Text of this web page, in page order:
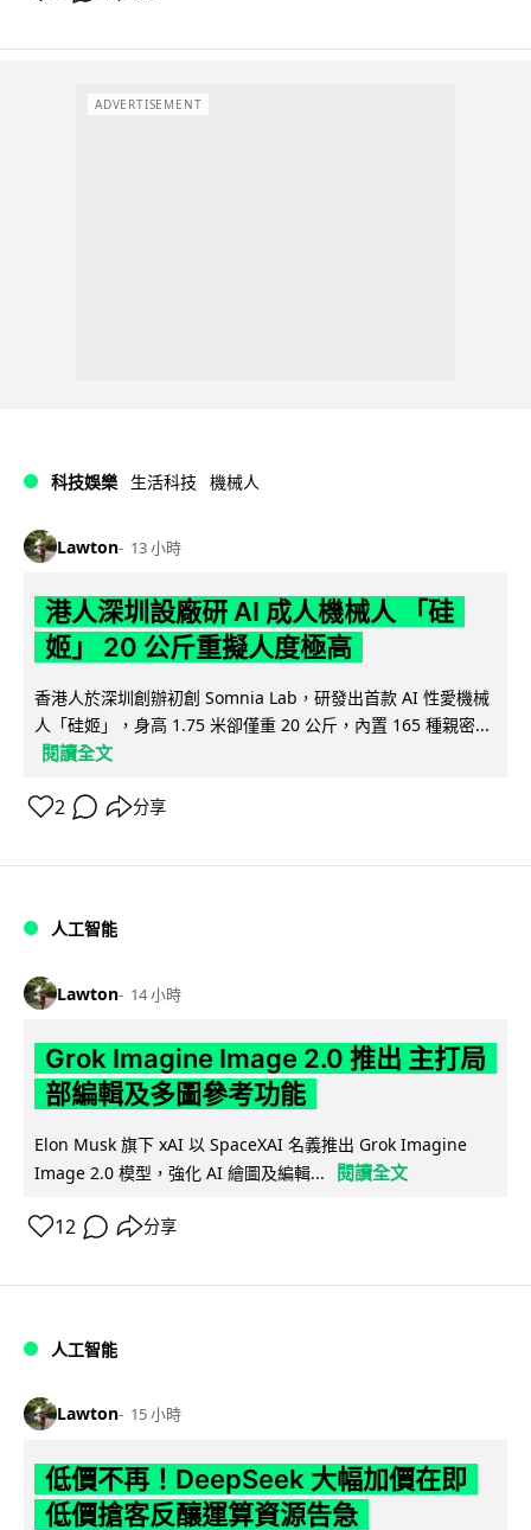
ADVERTISEMENT
科技娛樂 生活科技 機械人
Lawton 13 小時
港人深圳設廠研 AI 成人機械人 「硅
姬」 20 公斤重擬人度極高
香港人於深圳創辦初創 Somnia Lab，研發出首款 AI 性愛機械
人「硅姬」，身高 1.75 米卻僅重 20 公斤，內置 165 種親密...
閱讀全文
2 分享
人工智能
Lawton 14 小時
Grok Imagine Image 2.0 推出 主打局
部編輯及多圖參考功能
Elon Musk 旗下 xAI 以 SpaceXAI 名義推出 Grok Imagine
Image 2.0 模型，強化 AI 繪圖及編輯...
閱讀全文
12 分享
人工智能
Lawton 15 小時
低價不再！DeepSeek 大幅加價在即
低價搶客反釀運算資源告急